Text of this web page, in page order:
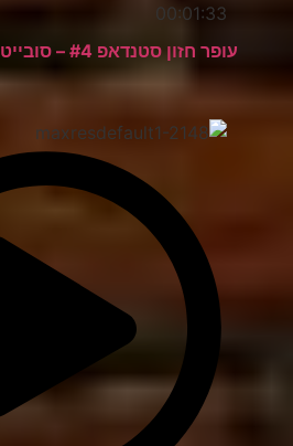
00:01:33
עופר חזון סטנדאפ #4 – סובייטים 😆🔥